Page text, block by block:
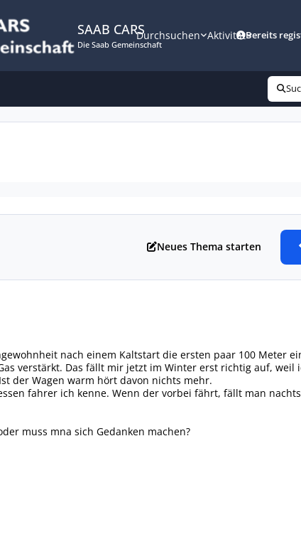
SAAB CARS
Die Saab Gemeinschaft
Durchsuchen AktivitätBereits
Neues Thema starten
nach einem Kaltstart die ersten paar 100 Meter
verstärkt. Das fällt mir jetzt im Winter erst richtig auf, weil
der Wagen warm hört davon nichts mehr.
fahrer ich kenne. Wenn der vorbei fährt, fällt man
muss mna sich Gedanken machen?